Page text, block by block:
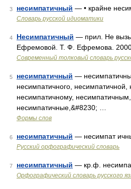
3 несимпатичный — • крайне
Словарь русской идиоматики
4 Несимпатичный — прил. Не
Ефремовой. Т. Ф. Ефремова.
Современный толковый словарь
5 несимпатичный —
несимпатичного,
несимпатичному,
несимпатичные,&#8230; …
Формы слов
6 несимпатичный — несимпат
Русский орфографический словарь
7 несимпатичный — кр.ф.
Орфографический словарь русского